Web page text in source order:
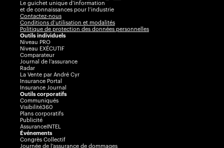
Le guichet unique d’information
et de connaissances pour l’industrie
Contactez-nous
Conditions d’utilisation et modalités
Politique de protection des données personnelles
Outils individuels
Niveau PRO
Niveau EXÉCUTIF
Comparateur
Journal de l’assurance
Radar
La Vente par André Cyr
Insurance Portal
Insurance Journal
Outils corporatifs
Communiqués
Visibilité360
Plans corporatifs
Publicité
AssuranceINTEL
Événements
Congrès Collectif
Journée de l’assurance de dommages